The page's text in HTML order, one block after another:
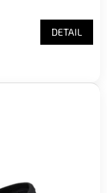
DETAIL